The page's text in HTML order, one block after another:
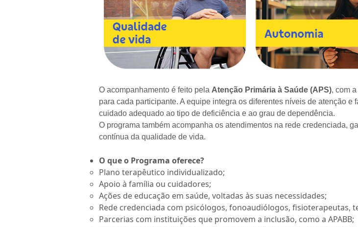
O acompanhamento é feito pela Atenção Primária à Saúde (APS), com
para cada participante. A equipe integra os diferentes níveis de atenção
cuidado adequado ao tipo de deficiência e ao grau de dependência.
O programa também acompanha os atendimentos na rede credenciada,
contínua da qualidade de vida.
O que o Programa oferece?
Plano terapêutico individualizado;
Apoio à família ou cuidadores;
Ações de educação em saúde, voltadas às suas necessidades;
Rede credenciada com psicólogos, fonoaudiólogos, fisioterapeutas,
Parcerias com instituições que promovem a inclusão, como a APABB;